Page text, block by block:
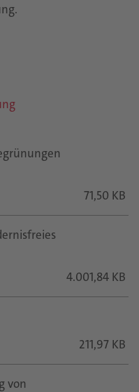
71,50 KB
4.001,84 KB
211,97 KB
von